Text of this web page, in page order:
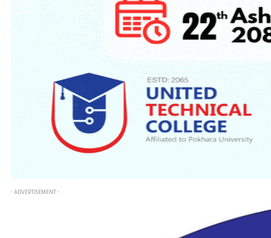
- ADVERTISEMENT -